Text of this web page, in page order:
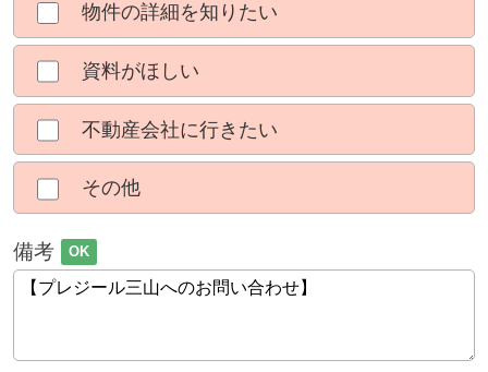
物件の詳細を知りたい
資料がほしい
不動産会社に行きたい
その他
備考 OK